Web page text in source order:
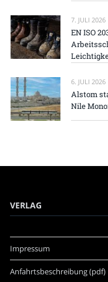
7. JULI 2026
EN ISO
6. JULI 2026
Alstom
Nile
VERLAG
Impressum
Anfahrtsbeschreibung (pdf)